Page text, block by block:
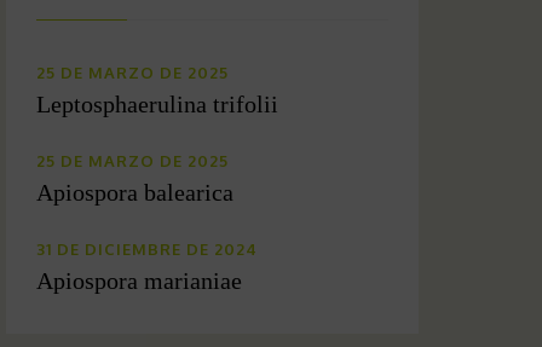
25 DE MARZO DE 2025
Leptosphaerulina trifolii
25 DE MARZO DE 2025
Apiospora balearica
31 DE DICIEMBRE DE 2024
Apiospora marianiae